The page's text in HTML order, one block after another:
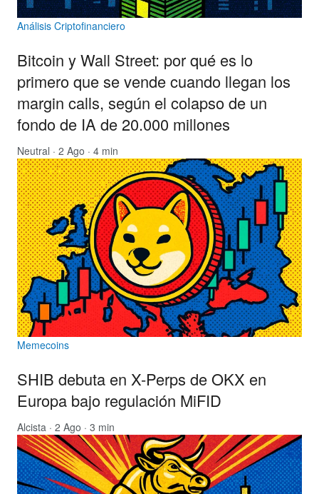
Análisis Criptofinanciero
Bitcoin y Wall Street: por qué es lo
primero que se vende cuando llegan los
margin calls, según el colapso de un
fondo de IA de 20.000 millones
Neutral · 2 Ago · 4 min
Memecoins
SHIB debuta en X-Perps de OKX en
Europa bajo regulación MiFID
Alcista · 2 Ago · 3 min